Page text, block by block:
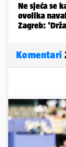
Komentari